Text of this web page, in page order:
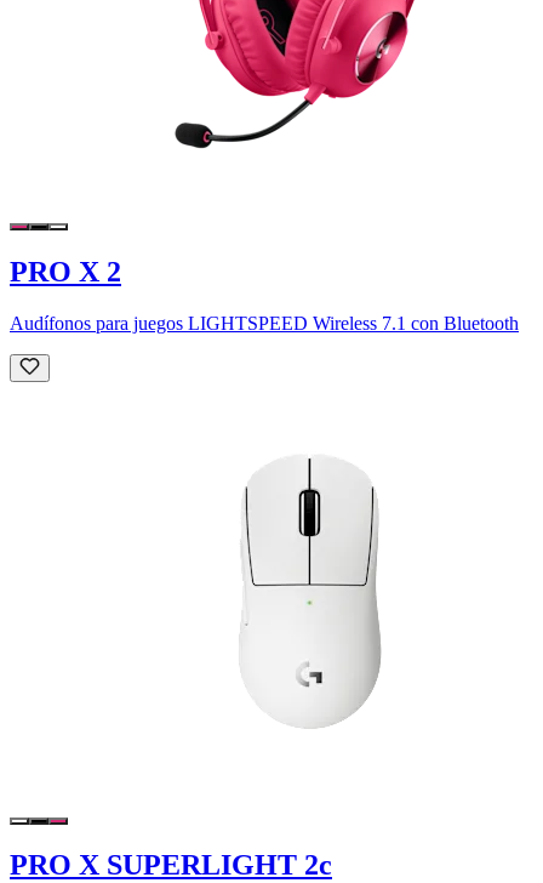
PRO X 2
Audífonos para juegos LIGHTSPEED Wireless 7.1 con Bluetooth
PRO X SUPERLIGHT 2c